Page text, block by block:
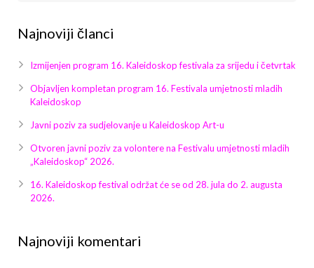
Najnoviji članci
Izmijenjen program 16. Kaleidoskop festivala za srijedu i četvrtak
Objavljen kompletan program 16. Festivala umjetnosti mladih
Kaleidoskop
Javni poziv za sudjelovanje u Kaleidoskop Art-u
Otvoren javni poziv za volontere na Festivalu umjetnosti mladih
„Kaleidoskop“ 2026.
16. Kaleidoskop festival održat će se od 28. jula do 2. augusta
2026.
Najnoviji komentari